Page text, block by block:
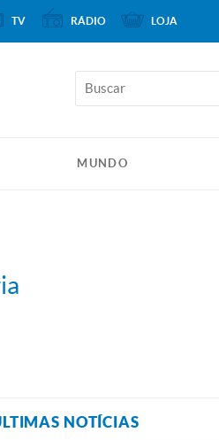
MUNDO
NOTÍCIAS
TV RÁDIO LOJA